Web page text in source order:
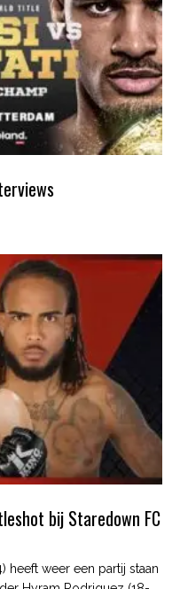
bij Staredown FC
heeft weer een partij staan